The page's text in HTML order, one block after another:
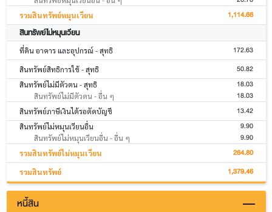
รวมสินทรัพย์หมุนเวียน 1,114.66
สินทรัพย์ไม่หมุนเวียน
ที่ดิน อาคาร และอุปกรณ์ - สุทธิ 172.63
สินทรัพย์สิทธิการใช้ - สุทธิ 50.82
สินทรัพย์ไม่มีตัวตน - สุทธิ 18.03
สินทรัพย์ไม่มีตัวตน - อื่น ๆ 18.03
สินทรัพย์ภาษีเงินได้รอตัดบัญชี 13.42
สินทรัพย์ไม่หมุนเวียนอื่น 9.90
สินทรัพย์ไม่หมุนเวียนอื่น - อื่น ๆ 9.90
รวมสินทรัพย์ไม่หมุนเวียน 264.80
รวมสินทรัพย์ 1,379.46
หนี้สิน